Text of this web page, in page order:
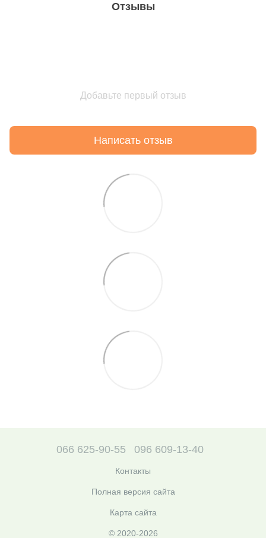
Отзывы
Добавьте первый отзыв
Написать отзыв
066 625-90-55 096 609-13-40
Контакты
Полная версия сайта
Карта сайта
© 2020-2026